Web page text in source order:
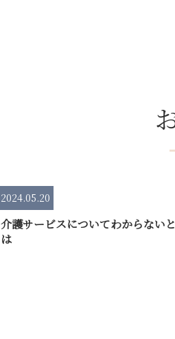
2024.05.20
介護サービスについてわからない
は